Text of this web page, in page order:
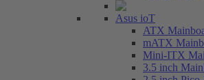
Asus ioT
ATX
mATX
Mini-ITX
3.5 inch